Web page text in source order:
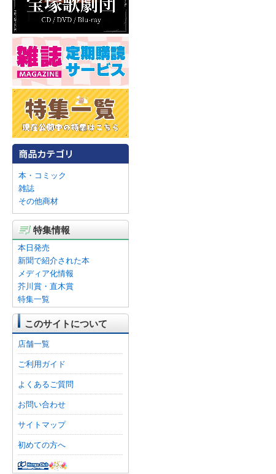
本・コミック
雑誌
その他商材
特集情報
本日発売
新聞で紹介された本
メディア化情報
芥川賞・直木賞
特集一覧
このサイトについて
店舗一覧
ご利用ガイド
よくあるご質問
お問い合わせ
サイトマップ
初めての方へ